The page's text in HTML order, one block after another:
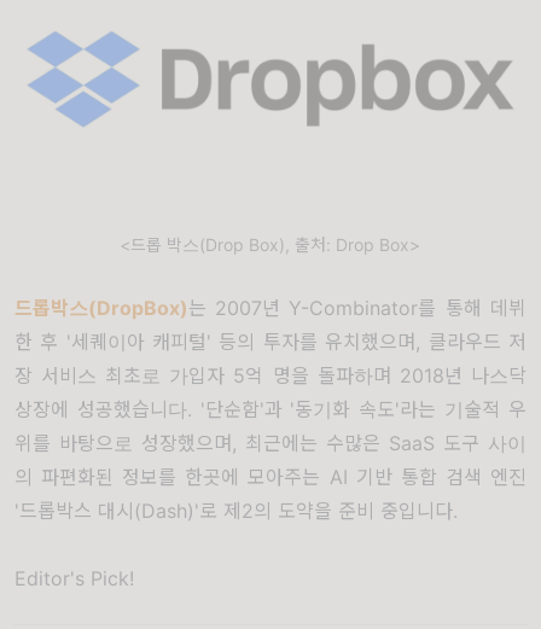
<드롭 박스(Drop Box), 출처: Drop Box>
드롭박스(DropBox)는 2007년 Y-Combinator를 통해 데뷔
한 후 '세퀘이아 캐피털' 등의 투자를 유치했으며, 클라우드 저
장 서비스 최초로 가입자 5억 명을 돌파하며 2018년 나스닥
상장에 성공했습니다. '단순함'과 '동기화 속도'라는 기술적 우
위를 바탕으로 성장했으며, 최근에는 수많은 SaaS 도구 사이
의 파편화된 정보를 한곳에 모아주는 AI 기반 통합 검색 엔진
'드롭박스 대시(Dash)'로 제2의 도약을 준비 중입니다.
Editor's Pick!